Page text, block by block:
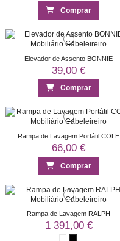
Comprar
Elevador de Assento BONNIE
39,00 €
Comprar
Rampa de Lavagem Portátil COLE
66,00 €
Comprar
Rampa de Lavagem RALPH
1 391,00 €